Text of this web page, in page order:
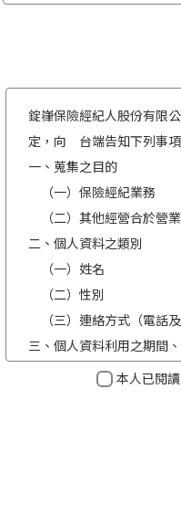
錠嵂保險經紀人股份有限
定，向 台端告知下列事
一、蒐集之目的
（一）保險經紀業務
（二）其他經營合於營
二、個人資料之類別
（一）姓名
（二）性別
（三）連絡方式（電話及
三、個人資料利用之期間
（一）期間：蒐集之目
本人已閱